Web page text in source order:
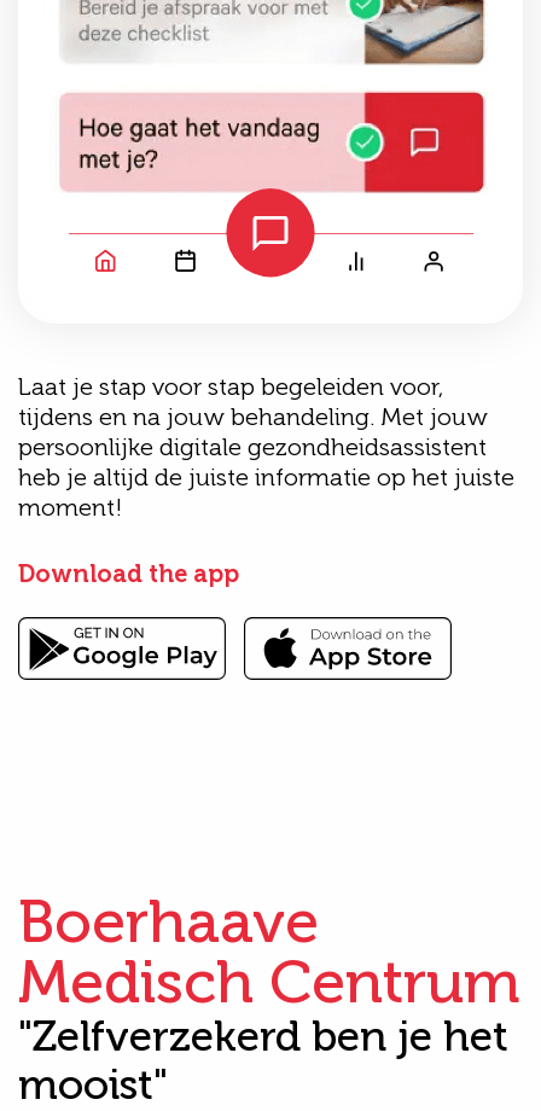
Laat je stap voor stap begeleiden voor,
tijdens en na jouw behandeling. Met jouw
persoonlijke digitale gezondheidsassistent
heb je altijd de juiste informatie op het juiste
moment!
Download the app
Boerhaave
Medisch Centrum
"Zelfverzekerd ben je het
mooist"